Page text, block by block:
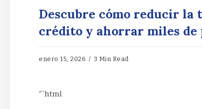
Descubre cómo reducir la
crédito y ahorrar miles de
enero 15, 2026 3 Min Read
“`html